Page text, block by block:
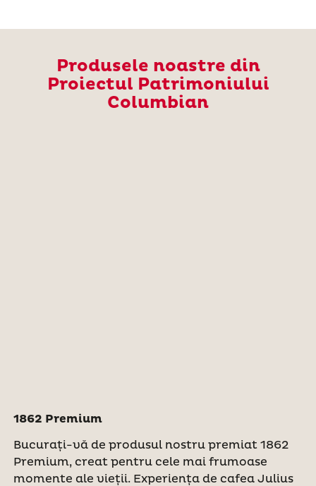
Produsele noastre din
Proiectul Patrimoniului
Columbian
1862 Premium
Bucurați-vă de produsul nostru premiat 1862
Premium, creat pentru cele mai frumoase
momente ale vieții. Experiența de cafea Julius